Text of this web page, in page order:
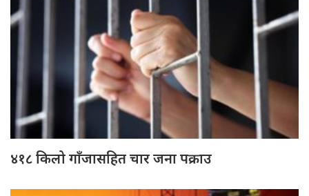
४१८ किलो गाँजासहित चार जना पक्राउ